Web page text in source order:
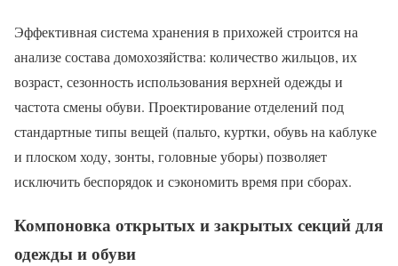
Эффективная система хранения в прихожей строится на
анализе состава домохозяйства: количество жильцов, их
возраст, сезонность использования верхней одежды и
частота смены обуви. Проектирование отделений под
стандартные типы вещей (пальто, куртки, обувь на каблуке
и плоском ходу, зонты, головные уборы) позволяет
исключить беспорядок и сэкономить время при сборах.
Компоновка открытых и закрытых секций для
одежды и обуви